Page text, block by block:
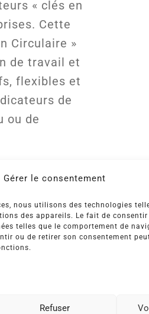
Gérer le consentement
nous utilisons des technologies
des appareils. Le fait de
telles que le comportement de
ou de retirer son consentement
Refuser
« clés en
Cette
Circulaire »
de travail et
flexibles et
de
ou de